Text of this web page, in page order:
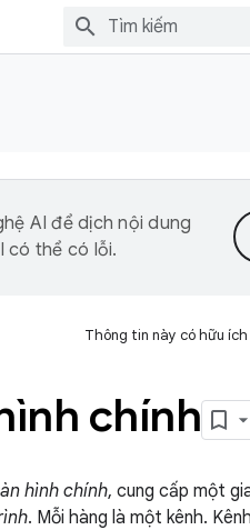
AI để dịch nội dung
có thể có lỗi.
Thông tin này có hữu
chính
hình chính, cung cấp một
. Mỗi hàng là một kênh.